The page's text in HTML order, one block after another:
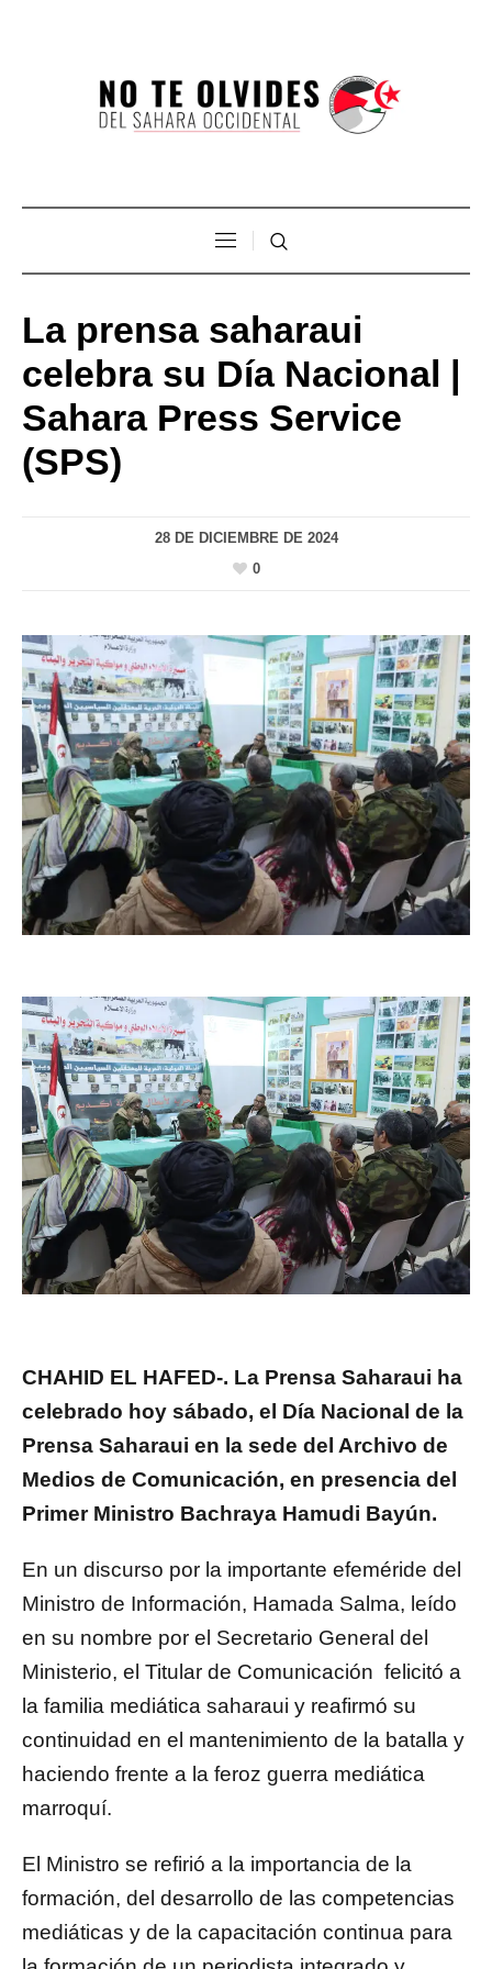
La prensa saharaui
celebra su Día Nacional |
Sahara Press Service
(SPS)
28 DE DICIEMBRE DE 2024
0
CHAHID EL HAFED-. La Prensa Saharaui ha
celebrado hoy sábado, el Día Nacional de la
Prensa Saharaui en la sede del Archivo de
Medios de Comunicación, en presencia del
Primer Ministro Bachraya Hamudi Bayún.
En un discurso por la importante efeméride del
Ministro de Información, Hamada Salma, leído
en su nombre por el Secretario General del
Ministerio, el Titular de Comunicación felicitó a
la familia mediática saharaui y reafirmó su
continuidad en el mantenimiento de la batalla y
haciendo frente a la feroz guerra mediática
marroquí.
El Ministro se refirió a la importancia de la
formación, del desarrollo de las competencias
mediáticas y de la capacitación continua para